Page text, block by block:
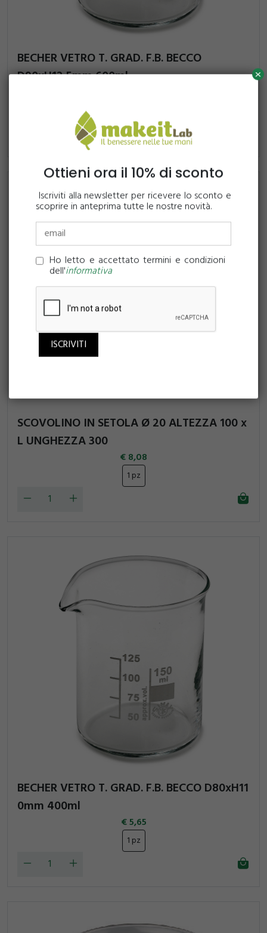
Ottieni ora il 10% di sconto
Iscriviti alla newsletter per ricevere lo sconto e
scoprire in anteprima tutte le nostre novità.
Ho letto e accettato termini e condizioni
dell'informativa
x
BECHER VETRO T. GRAD. F.B. BECCO
D90xH12 5mm 600ml
SCOVOLINO IN SETOLA Ø 20 ALTEZZA 100 x
L UNGHEZZA 300
8,08
1 pz
BECHER VETRO T. GRAD. F.B. BECCO D80xH11
0mm 400ml
5,65
1 pz